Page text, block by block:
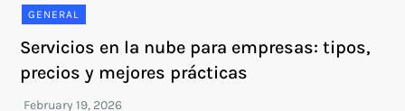
GENERAL
Servicios en la nube para empresas: tipos,
precios y mejores prácticas